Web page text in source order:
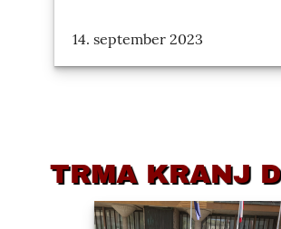
14. september 2023
TRMA KRANJ